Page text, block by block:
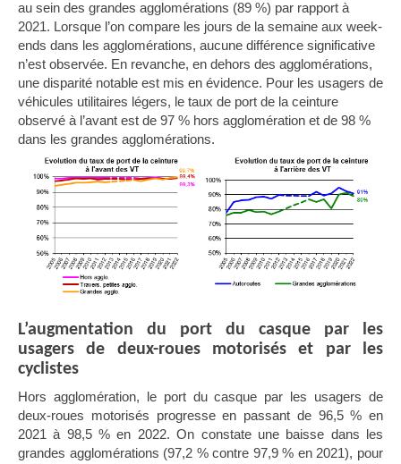
au sein des grandes agglomérations (89 %) par rapport à
2021. Lorsque l’on compare les jours de la semaine aux week-
ends dans les agglomérations, aucune différence significative
n’est observée. En revanche, en dehors des agglomérations,
une disparité notable est mis en évidence. Pour l es usagers de
véhicules utilitaires légers, le taux de port de la ceinture
observé à l’avant est de 97 % hors agglomération et de 98 %
dans les grandes agglomérations.
L’augmentation du port du casque par les
usagers de deux-roues motorisés et par les
cyclistes
Hors agglomération, le port du casque par les usagers de
deux-roues motorisés progresse en passant de 96,5 % en
2021 à 98,5 % en 2022. On constate une baisse dans les
grandes agglomérations (97,2 % contre 97,9 % en 2021), pour